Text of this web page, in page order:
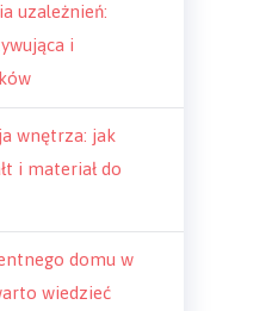
uzależnień:
i
wnętrza: jak
i materiał do
domu w
wiedzieć